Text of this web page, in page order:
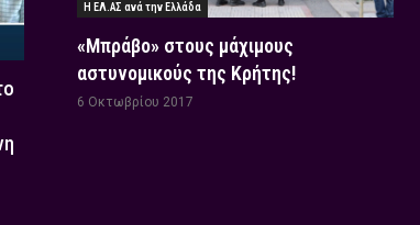
Η ΕΛ.ΑΣ ανά την Ελλάδα
«Μπράβο» στους μάχιμους
αστυνομικούς της Κρήτης!
6 Οκτωβρίου 2017